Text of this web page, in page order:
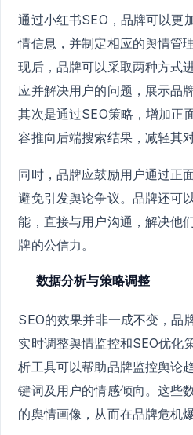
通过小红书SEO，品牌可以更
情信息，并制定相应的舆情管
现后，品牌可以采取两种方式
应并解决用户的问题，展示品
其次是通过SEO策略，增加正
容推向后端搜索结果，减轻其
同时，品牌应鼓励用户通过正
避免引发舆论争议。品牌还可
能，直接与用户沟通，解决他
牌的公信力。
数据分析与策略调整
SEO的效果并非一成不变，品
实时调整舆情监控和SEO优化
析工具可以帮助品牌监控舆论
键词及用户的情感倾向。这些
的舆情画像，从而在品牌危机